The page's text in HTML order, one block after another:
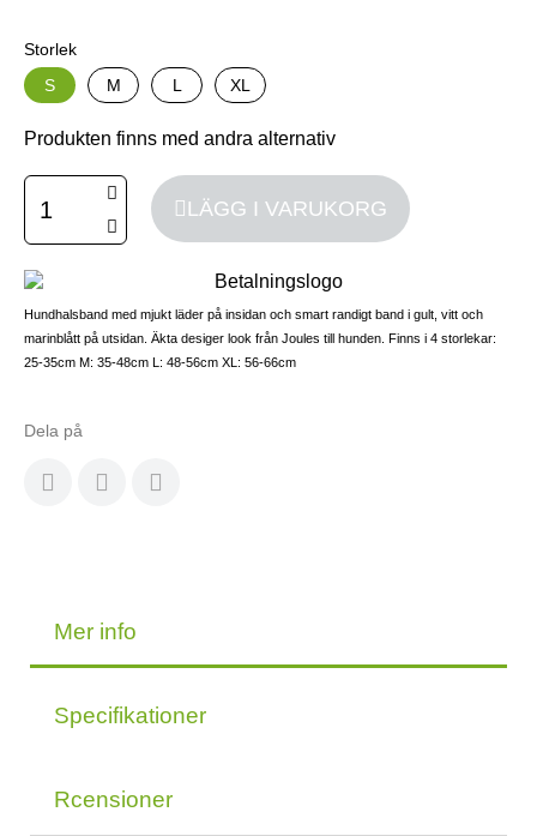
Storlek
S
M L XL
Produkten finns med andra alternativ
LÄGG I VARUKORG
Hundhalsband med mjukt läder på insidan och smart randigt band i gult, vitt och
marinblått på utsidan. Äkta desiger look från Joules till hunden. Finns i 4 storlekar:
25-35cm M: 35-48cm L: 48-56cm XL: 56-66cm
Dela på
Mer info
Specifikationer
Rcensioner